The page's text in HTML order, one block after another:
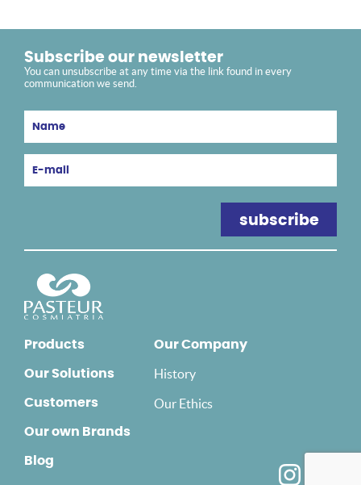
Products
Our Solutions
Customers
Our own Brands
Blog
Our Company
History
Our Ethics
Subscribe our newsletter
You can unsubscribe at any time via the link found in every
communication we send.